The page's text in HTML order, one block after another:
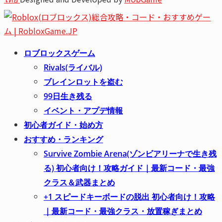
ロブロックスゲーム
Rivals(ライバル)
ブレインロットを盗む
99日生き残る
イベント・アプデ情報
初心者ガイド・始め方
おすすめ・ランキング
Survive Zombie Arena(ゾンビアリーナで生き残
る) 初心者向け！攻略ガイド｜最新コード・最強
クラス＆武器まとめ
+1 スピードキーボードの脱出 初心者向け！攻略
｜最新コード・最強クラス・放置稼ぎまとめ